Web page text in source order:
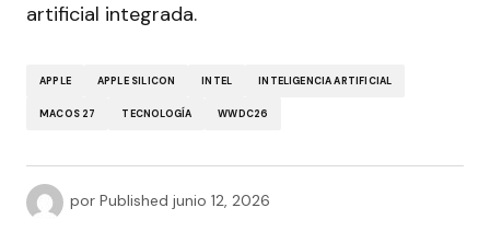
artificial integrada.
APPLE APPLE SILICON INTEL INTELIGENCIA ARTIFICIAL
MACOS 27 TECNOLOGÍA WWDC26
por Published junio 12, 2026